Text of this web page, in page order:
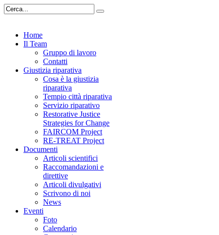
Home
Il Team
Gruppo di lavoro
Contatti
Giustizia riparativa
Cosa è la giustizia
riparativa
Tempio città riparativa
Servizio riparativo
Restorative Justice
Strategies for Change
FAIRCOM Project
RE-TREAT Project
Documenti
Articoli scientifici
Raccomandazioni e
direttive
Articoli divulgativi
Scrivono di noi
News
Eventi
Foto
Calendario